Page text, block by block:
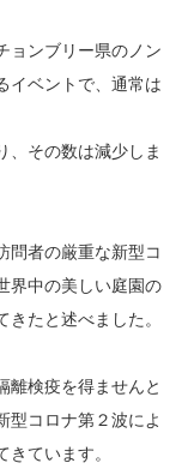
ョンブリー県のノン
イベントで、通常は
、その数は減少しま
問者の厳重な新型コ
界中の美しい庭園の
たと述べました。
離検疫を得ませんと
型コロナ第２波によ
ています。